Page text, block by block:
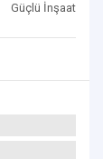
Güçlü İnşaat